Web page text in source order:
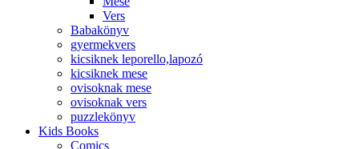
Vers
Babakönyv
gyermekvers
kicsiknek leporello,lapozó
kicsiknek mese
ovisoknak mese
ovisoknak vers
puzzlekönyv
Kids Books
Comics